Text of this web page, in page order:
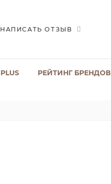
НАПИСАТЬ ОТЗЫВ
PLUS РЕЙТИНГ БРЕНДОВ